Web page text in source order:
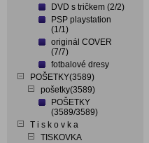
DVD s tričkem (2/2)
PSP playstation
(1/1)
originál COVER
(7/7)
fotbalové dresy
POŠETKY(3589)
pošetky(3589)
POŠETKY
(3589/3589)
T i s k o v k a
TISKOVKA